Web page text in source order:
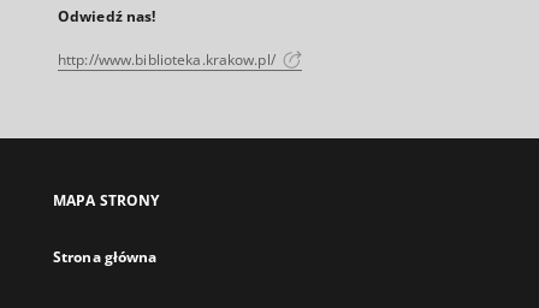
Odwiedź nas!
http://www.biblioteka.krakow.pl/
MAPA STRONY
Strona główna